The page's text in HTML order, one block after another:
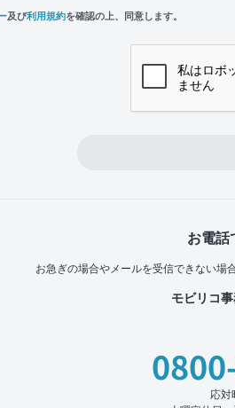
及び利用規約を確認の上、同意します。
お電話
お急ぎの場合やメールを受信できない場合
モビリコ
応